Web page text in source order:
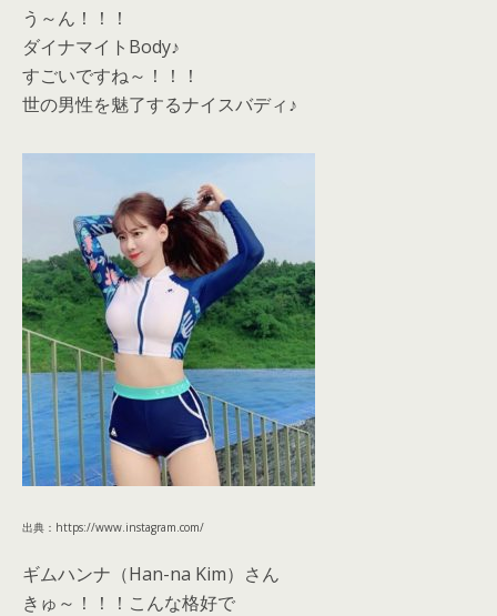
う～ん！！！
ダイナマイトBody♪
すごいですね～！！！
世の男性を魅了するナイスバディ♪
出典：https://www.instagram.com/
ギムハンナ（Han-na Kim）さん
きゅ～！！！こんな格好で